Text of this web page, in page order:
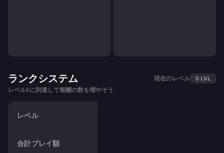
ランクシステム 現在のレベル
0 LVL
レベル5に到達して報酬の数を増やそう
レベル
合計プレイ額